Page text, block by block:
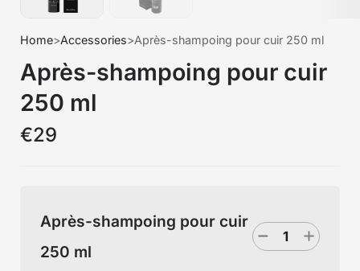
Home>Accessories>Après-shampoing pour cuir 250 ml
Après-shampoing pour cuir
250 ml
€29
Après-shampoing pour cuir
250 ml